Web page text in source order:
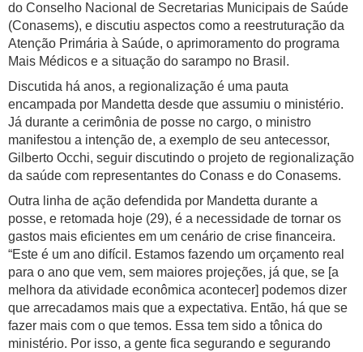
do Conselho Nacional de Secretarias Municipais de Saúde
(Conasems), e discutiu aspectos como a reestruturação da
Atenção Primária à Saúde, o aprimoramento do programa
Mais Médicos e a situação do sarampo no Brasil.
Discutida há anos, a regionalização é uma pauta
encampada por Mandetta desde que assumiu o ministério.
Já durante a cerimônia de posse no cargo, o ministro
manifestou a intenção de, a exemplo de seu antecessor,
Gilberto Occhi, seguir discutindo o projeto de regionalização
da saúde com representantes do Conass e do Conasems.
Outra linha de ação defendida por Mandetta durante a
posse, e retomada hoje (29), é a necessidade de tornar os
gastos mais eficientes em um cenário de crise financeira.
“Este é um ano difícil. Estamos fazendo um orçamento real
para o ano que vem, sem maiores projeções, já que, se [a
melhora da atividade econômica acontecer] podemos dizer
que arrecadamos mais que a expectativa. Então, há que se
fazer mais com o que temos. Essa tem sido a tônica do
ministério. Por isso, a gente fica segurando e segurando